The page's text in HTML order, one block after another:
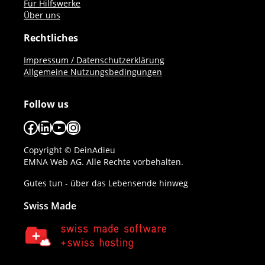
Für Hilfswerke
Über uns
Rechtliches
Impressum / Datenschutzerklärung
Allgemeine Nutzungsbedingungen
Follow us
Facebook
LinkedIn
YouTube
Instagram
Copyright © DeinAdieu
EMNA Web AG. Alle Rechte vorbehalten.
Gutes tun - über das Lebensende hinweg
Swiss Made